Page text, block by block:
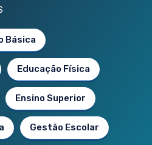
Básica
Educação Física
Ensino Superior
Gestão Escolar